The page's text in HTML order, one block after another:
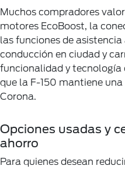
Muchos compradores
motores EcoBoost, la
las funciones de
conducción en ciudad y
funcionalidad y tecnología
que la F-150 mantiene
Corona.
Opciones usadas y
ahorro
Para quienes desean